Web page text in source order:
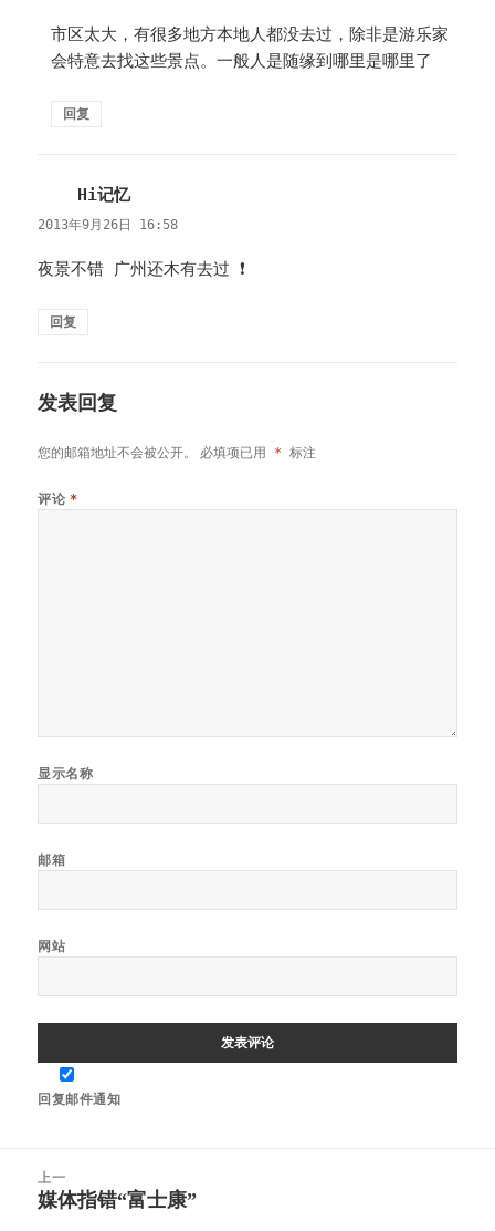
市区太大，有很多地方本地人都没去过，除非是游乐家
会特意去找这些景点。一般人是随缘到哪里是哪里了
回复
Hi记忆说
道：
2013年9月26日 16:58
夜景不错 广州还木有去过 ❗
回复
发表回复
您的邮箱地址不会被公开。 必填项已用 * 标注
评论 *
显示名称
邮箱
网站
回复邮件通知
上一
上
媒体指错“富士康”